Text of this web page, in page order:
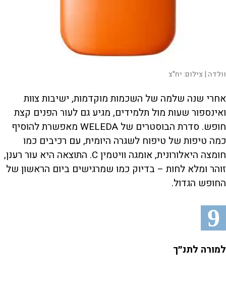
וולדה | צילום:יח"צ
אחרי שנה שלמה של השכמות מוקדמות, ישיבות צוות
ואינספור שעות מול תלמידים, מגיע גם לעור הפנים קצת
חופש. סדרת הבוסטרים של WELEDA מאפשרת להוסיף
כמה טיפות של טיפוח לשגרה היומית, עם רכיבים כמו
חומצה היאלורונית, אומגה וויטמין C. התוצאה היא עור רענן,
זוהר ומלא לחות – בדיוק כמו שמרגישים ביום הראשון של
החופש הגדול.
9
למורה לתנ״ך